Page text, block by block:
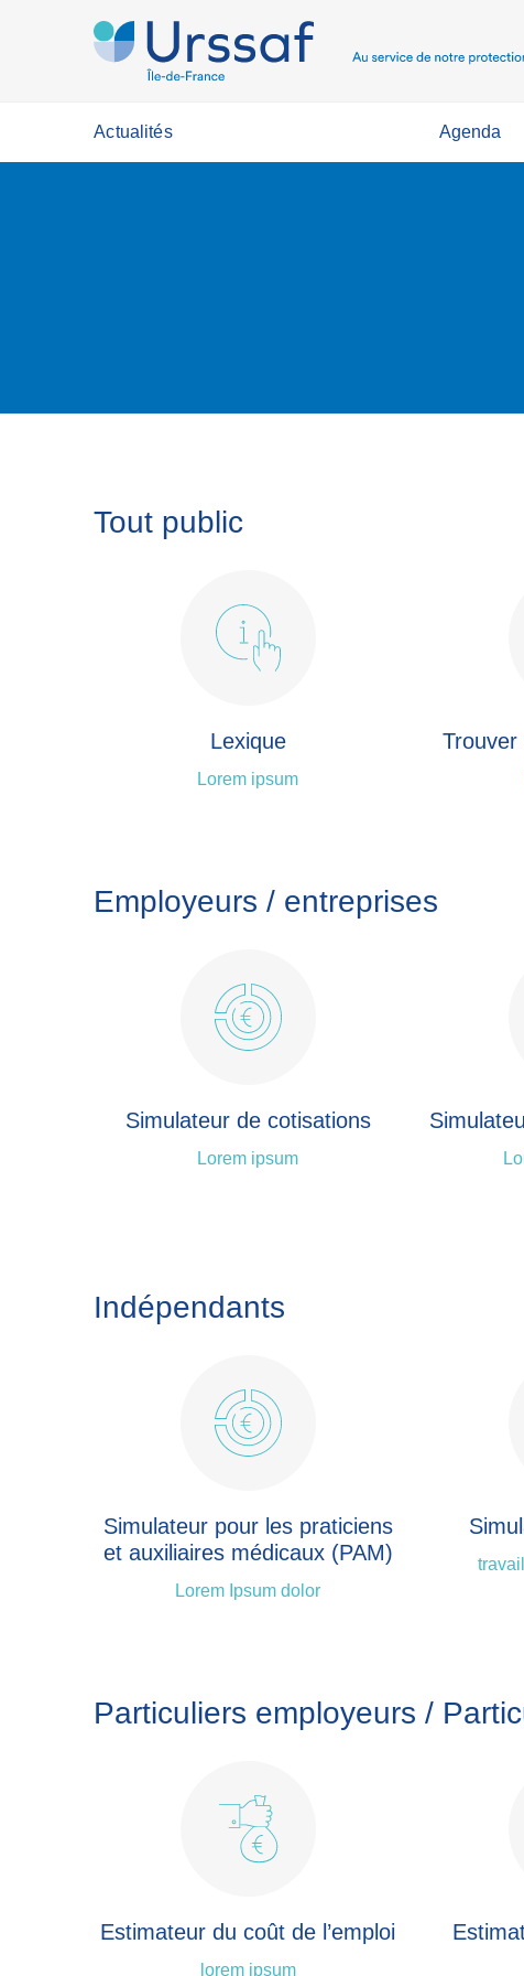
Actualités Agenda
Tout public
Lexique
Lorem ipsum
Trouver
Employeurs / entreprises
Simulateur de cotisations
Lorem ipsum
Indépendants
Simulateur pour les praticiens
et auxiliaires médicaux (PAM)
Lorem Ipsum dolor
Particuliers employeurs /
Estimateur du coût de l’emploi
lorem ipsum